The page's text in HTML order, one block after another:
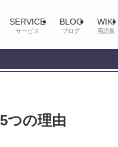
SERVICE
サービス
BLOG
ブログ
WIKI
用語集
つの理由